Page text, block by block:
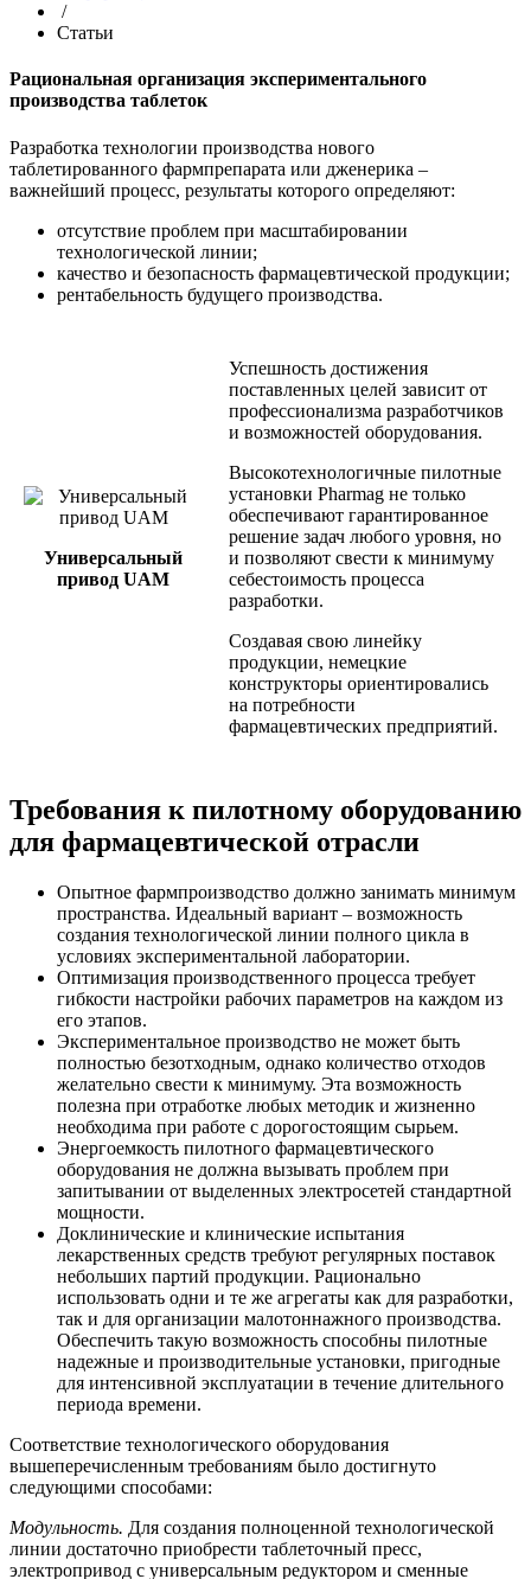
/
Статьи
Рациональная организация экспериментального
производства таблеток
Разработка технологии производства нового
таблетированного фармпрепарата или дженерика –
важнейший процесс, результаты которого определяют:
отсутствие проблем при масштабировании
технологической линии;
качество и безопасность фармацевтической продукции;
рентабельность будущего производства.
Универсальный
привод UAM
Успешность достижения
поставленных целей зависит от
профессионализма разработчиков
и возможностей оборудования.
Высокотехнологичные пилотные
установки Pharmag не только
обеспечивают гарантированное
решение задач любого уровня, но
и позволяют свести к минимуму
себестоимость процесса
разработки.
Создавая свою линейку
продукции, немецкие
конструкторы ориентировались
на потребности
фармацевтических предприятий.
Требования к пилотному оборудованию
для фармацевтической отрасли
Опытное фармпроизводство должно занимать минимум
пространства. Идеальный вариант – возможность
создания технологической линии полного цикла в
условиях экспериментальной лаборатории.
Оптимизация производственного процесса требует
гибкости настройки рабочих параметров на каждом из
его этапов.
Экспериментальное производство не может быть
полностью безотходным, однако количество отходов
желательно свести к минимуму. Эта возможность
полезна при отработке любых методик и жизненно
необходима при работе с дорогостоящим сырьем.
Энергоемкость пилотного фармацевтического
оборудования не должна вызывать проблем при
запитывании от выделенных электросетей стандартной
мощности.
Доклинические и клинические испытания
лекарственных средств требуют регулярных поставок
небольших партий продукции. Рационально
использовать одни и те же агрегаты как для разработки,
так и для организации малотоннажного производства.
Обеспечить такую возможность способны пилотные
надежные и производительные установки, пригодные
для интенсивной эксплуатации в течение длительного
периода времени.
Соответствие технологического оборудования
вышеперечисленным требованиям было достигнуто
следующими способами:
Модульность. Для создания полноценной технологической
линии достаточно приобрести таблеточный пресс,
электропривод с универсальным редуктором и сменные